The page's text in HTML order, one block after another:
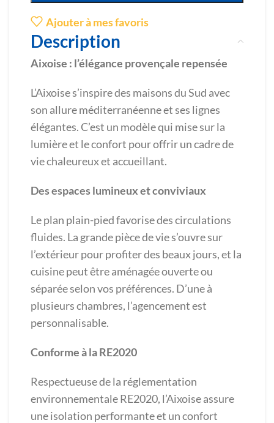
Ajouter à mes favoris
Description
Aixoise : l’élégance provençale repensée
L’Aixoise s’inspire des maisons du Sud avec
son allure méditerranéenne et ses lignes
élégantes. C’est un modèle qui mise sur la
lumière et le confort pour offrir un cadre de
vie chaleureux et accueillant.
Des espaces lumineux et conviviaux
Le plan plain-pied favorise des circulations
fluides. La grande pièce de vie s’ouvre sur
l’extérieur pour profiter des beaux jours, et la
cuisine peut être aménagée ouverte ou
séparée selon vos préférences. D’une à
plusieurs chambres, l’agencement est
personnalisable.
Conforme à la RE2020
Respectueuse de la réglementation
environnementale RE2020, l’Aixoise assure
une isolation performante et un confort